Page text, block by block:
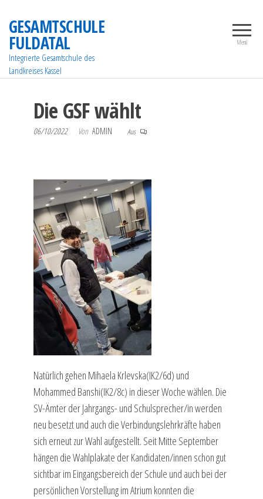
Inhalt
springen
GESAMTSCHULE
FULDATAL
Integrierte Gesamtschule des
Landkreises Kassel
Menü
Die GSF wählt
06/10/2022 Von ADMIN Aus
Natürlichgehen Mihaela Krlevska(IK2/6d) und
Mohammed Banshi(IK2/8c) in dieser Wochewählen. Die
SV-Ämter der Jahrgangs- und Schulsprecher/in werden
neu besetzt und auch die Verbindungslehrkräfte haben
sich erneut zur Wahl aufgestellt. Seit Mitte September
hängen die Wahlplakate der Kandidaten/innen schon gut
sichtbar im Eingangsbereich der Schule und auch bei der
persönlichen Vorstellung im Atrium konnten die